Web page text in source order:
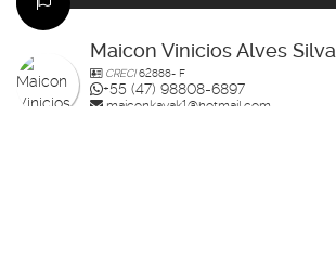
Maicon Vinicios Alves Silva
CRECI62888- F
+55 (47) 98808-6897
maiconkayak1@hotmail.com